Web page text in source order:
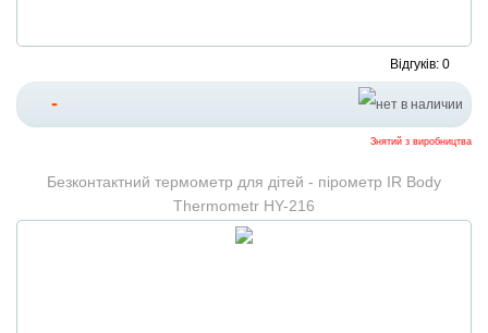
Відгуків: 0
-
Знятий з виробництва
Безконтактний термометр для дітей - пірометр IR Body
Thermometr HY-216